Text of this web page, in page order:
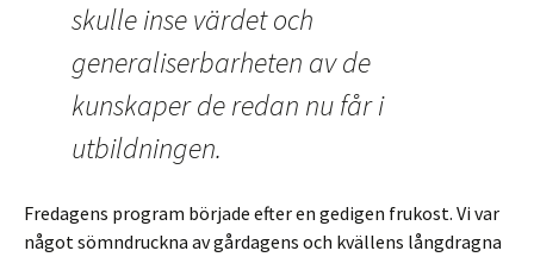
skulle inse värdet och
generaliserbarheten av de
kunskaper de redan nu får i
utbildningen.
Fredagens program började efter en gedigen frukost. Vi var
något sömndruckna av gårdagens och kvällens långdragna